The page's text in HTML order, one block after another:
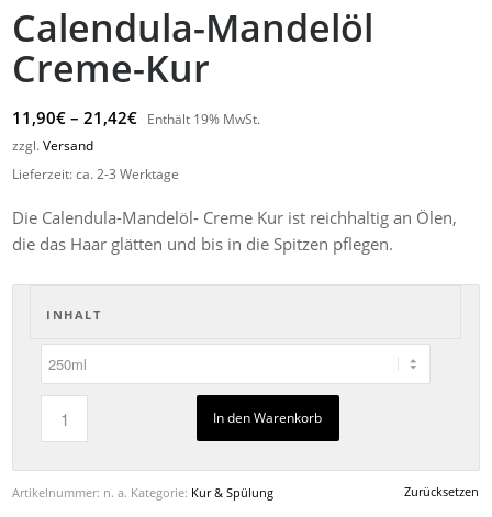
Calendula-Mandelöl
Creme-Kur
11,90€ –21,42€Preisspanne:
bis
Enthält 19% MwSt.
zzgl.Versand
Lieferzeit: ca. 2-3 Werktage
Die Calendula-Mandelöl- Creme Kur ist reichhaltig an Ölen,
die das Haar glätten und bis in die Spitzen pflegen.
INHALT
Zurücksetzen
In den Warenkorb
Artikelnummer: n. a. Kategorie: Kur & Spülung